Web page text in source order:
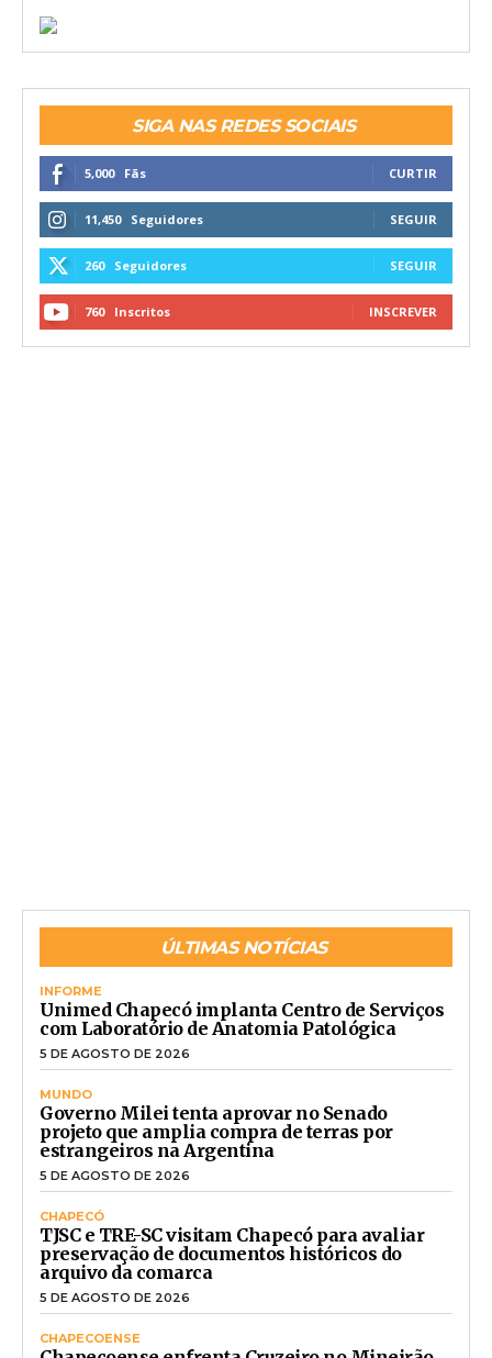
SIGA NAS REDES SOCIAIS
5,000 Fãs CURTIR
11,450 Seguidores SEGUIR
260 Seguidores SEGUIR
760 Inscritos INSCREVER
ÚLTIMAS NOTÍCIAS
INFORME
Unimed Chapecó implanta Centro de Serviços
com Laboratório de Anatomia Patológica
5 DE AGOSTO DE 2026
MUNDO
Governo Milei tenta aprovar no Senado
projeto que amplia compra de terras por
estrangeiros na Argentina
5 DE AGOSTO DE 2026
CHAPECÓ
TJSC e TRE-SC visitam Chapecó para avaliar
preservação de documentos históricos do
arquivo da comarca
5 DE AGOSTO DE 2026
CHAPECOENSE